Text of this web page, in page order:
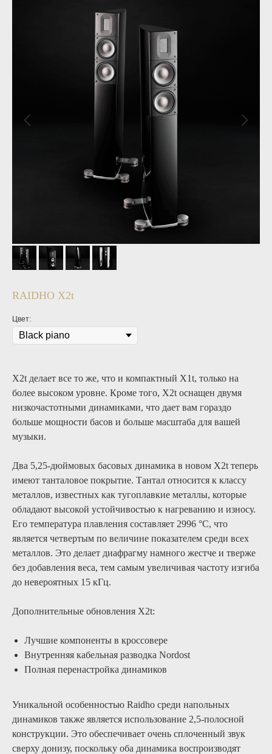
RAIDHO X2t
Цвет:
X2t делает все то же, что и компактный X1t, только на
более высоком уровне. Кроме того, X2t оснащен двумя
низкочастотными динамиками, что дает вам гораздо
больше мощности басов и больше масштаба для вашей
музыки.
Два 5,25-дюймовых басовых динамика в новом X2t теперь
имеют танталовое покрытие. Тантал относится к классу
металлов, известных как тугоплавкие металлы, которые
обладают высокой устойчивостью к нагреванию и износу.
Его температура плавления составляет 2996 °C, что
является четвертым по величине показателем среди всех
металлов. Это делает диафрагму намного жестче и тверже
без добавления веса, тем самым увеличивая частоту изгиба
до невероятных 15 кГц.
Дополнительные обновления X2t:
Лучшие компоненты в кроссовере
Внутренняя кабельная разводка Nordost
Полная перенастройка динамиков
Уникальной особенностью Raidho среди напольных
динамиков также является использование 2,5-полосной
конструкции. Это обеспечивает очень сплоченный звук
сверху донизу, поскольку оба динамика воспроизводят